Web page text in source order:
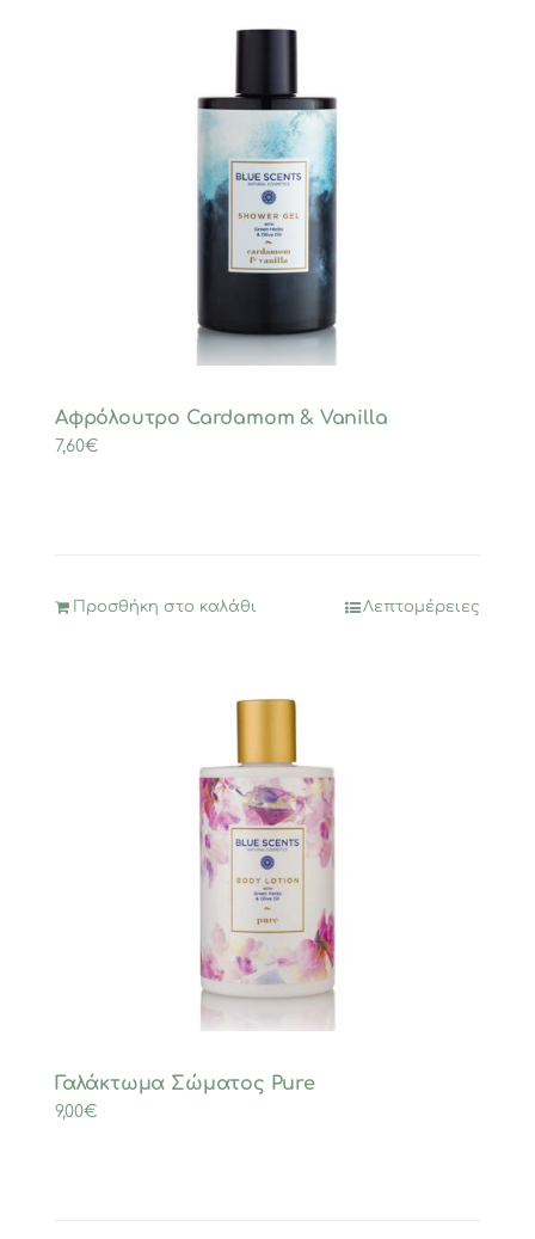
Αφρόλουτρο Cardamom & Vanilla
7,60€
Προσθήκη στο καλάθι Λεπτομέρειες
Γαλάκτωμα Σώματος Pure
9,00€